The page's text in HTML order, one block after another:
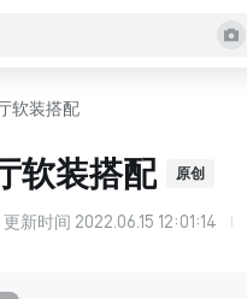
软装搭配
软装搭配 原创
更新时间 2022.06.15 12:01:14